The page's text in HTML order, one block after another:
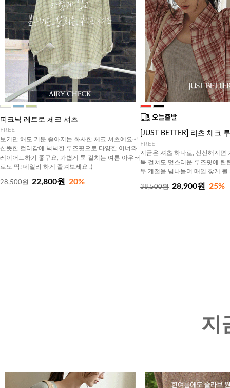
피크닉 레트로 체크 셔츠
FREE
보기만 해도 기분 좋아지는 화사한 체크 셔츠예요~!
산뜻한 컬러감에 넉넉한 루즈핏으로 다양한 이너와
레이어드하기 좋구요, 가볍게 툭 걸치는 여름 아우터
로도 딱! 데일리 하게 즐겨보세요 :)
28,500원 22,800원 20%
[JUST BETTER] 리츠 체크
FREE
지금은 셔츠 하나로, 선선해지면
툭 걸쳐도 멋스러운 루즈핏에 탄
두 계절을 넘나들며 매일 찾게 될
38,500원 28,900원 25%
지